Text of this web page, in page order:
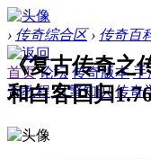
› 传奇综合区 › 传奇百
首页 论坛 传奇版本 手
奇教程 引擎知识 传奇
《复古传奇之
和白客回归